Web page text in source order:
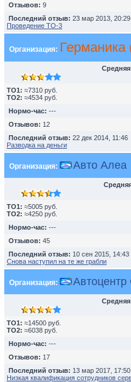
Отзывов: 9
Последний отзыв: 23 мар 2013, 20:29
Проведение ТО-3
Организация: Германика
TO1: ≈7310 руб.
TO2: ≈4534 руб.
Нормо-час: ---
Отзывов: 12
Последний отзыв: 22 дек 2014, 11:46
Разводка на деньги
Организация: Авто Алеа
TO1: ≈5005 руб.
TO2: ≈4250 руб.
Нормо-час: ---
Отзывов: 45
Последний отзыв: 10 сен 2015, 14:43
Снова наступил на те же грабли
Организация:
TO1: ≈14500 руб.
TO2: ≈6038 руб.
Нормо-час: ---
Отзывов: 17
Последний отзыв: 13 мар 2017, 17:50
Низкая квалификация сотрудников